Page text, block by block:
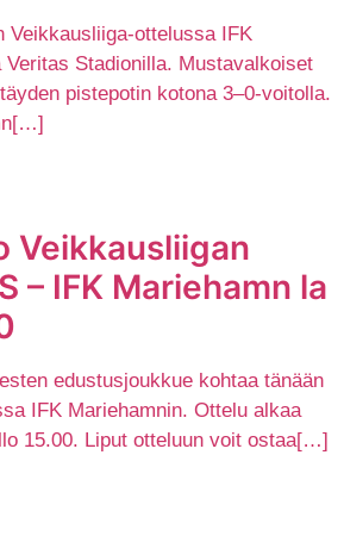
Veikkausliiga-ottelussa IFK
Veritas Stadionilla. Mustavalkoiset
pistepotin kotona 3–0-voitolla.
Veikkausliigan
– IFK Mariehamn la
edustusjoukkue kohtaa tänään
IFK Mariehamnin. Ottelu alkaa
15.00. Liput otteluun voit ostaa[…]